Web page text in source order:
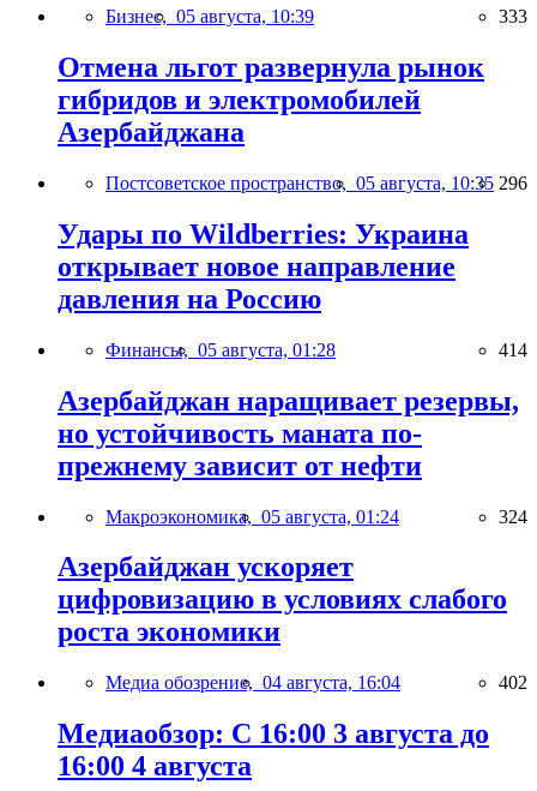
Бизнес, 05 августа, 10:39 333
Отмена льгот развернула рынок
гибридов и электромобилей
Азербайджана
Постсоветское пространство, 05 августа, 10:35 296
Удары по Wildberries: Украина
открывает новое направление
давления на Россию
Финансы, 05 августа, 01:28 414
Азербайджан наращивает резервы,
но устойчивость маната по-
прежнему зависит от нефти
Макроэкономика, 05 августа, 01:24 324
Азербайджан ускоряет
цифровизацию в условиях слабого
роста экономики
Медиа обозрение, 04 августа, 16:04 402
Медиаобзор: С 16:00 3 августа до
16:00 4 августа